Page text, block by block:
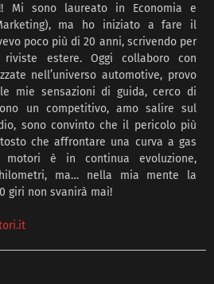
Mi sono laureato in Economia e
ma ho iniziato a fare il
poco più di 20 anni, scrivendo per
estere. Oggi collaboro con
nell’universo automotive, provo
mie sensazioni di guida, cerco di
un competitivo, amo salire sul
sono convinto che il pericolo più
che affrontare una curva a gas
è in continua evoluzione,
ma… nella mia mente la
giri non svanirà mai!